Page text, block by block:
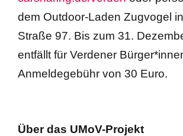
dem Outdoor-Laden Zugvogel
Straße 97. Bis zum 31.
entfällt für Verdener
Anmeldegebühr von 30 Euro.
Über das UMoV-Projekt